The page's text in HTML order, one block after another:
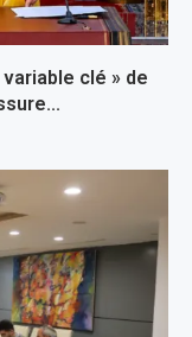
clé » de